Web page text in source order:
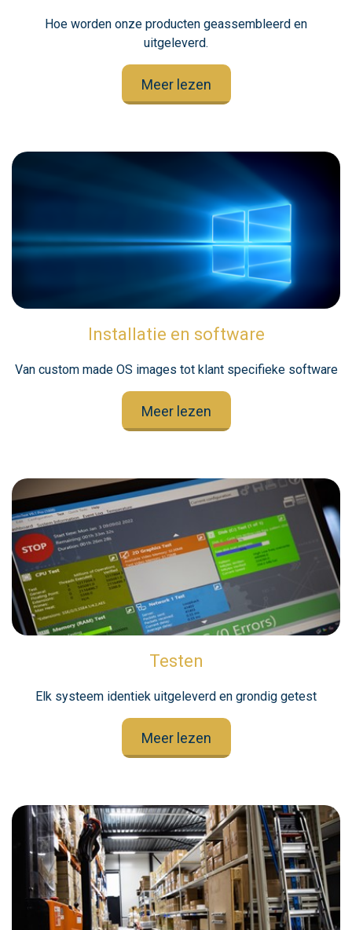
Hoe worden onze producten geassembleerd en
uitgeleverd.
Meer lezen
Installatie en software
Van custom made OS images tot klant specifieke software
Meer lezen
Testen
Elk systeem identiek uitgeleverd en grondig getest
Meer lezen